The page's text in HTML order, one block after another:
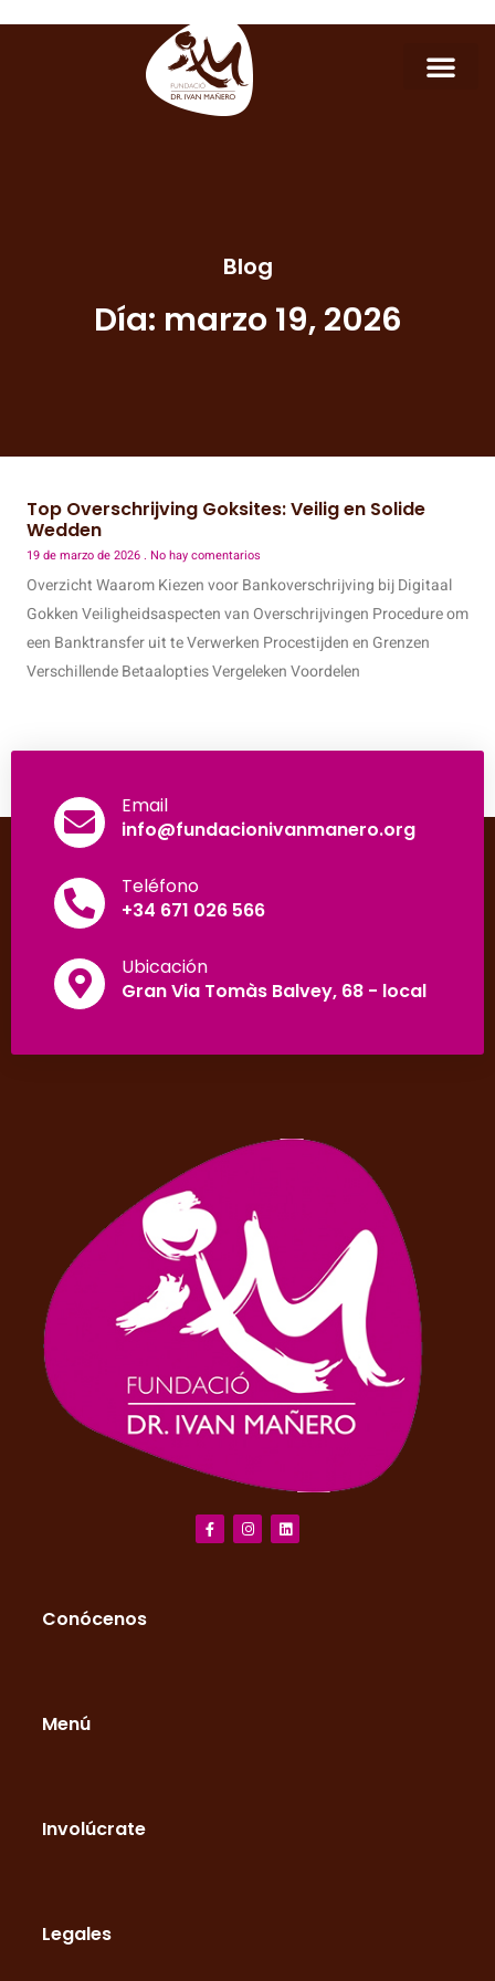
Blog
Día: marzo 19, 2026
Top Overschrijving Goksites: Veilig en Solide
Wedden
19 de marzo de 2026 No hay comentarios
Overzicht Waarom Kiezen voor Bankoverschrijving bij Digitaal
Gokken Veiligheidsaspecten van Overschrijvingen Procedure om
een Banktransfer uit te Verwerken Procestijden en Grenzen
Verschillende Betaalopties Vergeleken Voordelen
Email
info@fundacionivanmanero.org
Teléfono
+34 671 026 566
Ubicación
Gran Via Tomàs Balvey, 68 - local
Conócenos
Menú
Involúcrate
Legales